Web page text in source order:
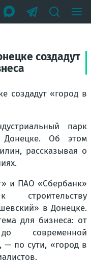
создадут
парк
Донецке. Об этом
рассказывая о
и ПАО «Сбербанк»
строительству
в Донецке.
для бизнеса: от
современной
— по сути, «город в